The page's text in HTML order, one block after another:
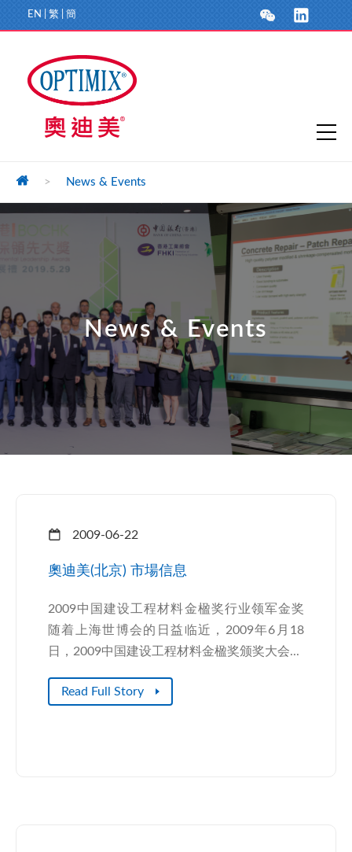
EN 繁 簡
> News & Events
News & Events
2009-06-22
奧迪美(北京) 市場信息
2009中国建设工程材料金楹奖行业领军金奖
随着上海世博会的日益临近，2009年6月18
日，2009中国建设工程材料金楹奖颁奖大会...
Read Full Story